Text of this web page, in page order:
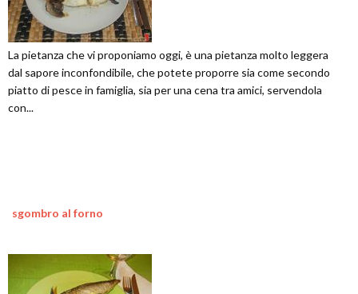
La pietanza che vi proponiamo oggi, è una pietanza molto leggera
dal sapore inconfondibile, che potete proporre sia come secondo
piatto di pesce in famiglia, sia per una cena tra amici, servendola
con...
sgombro al forno